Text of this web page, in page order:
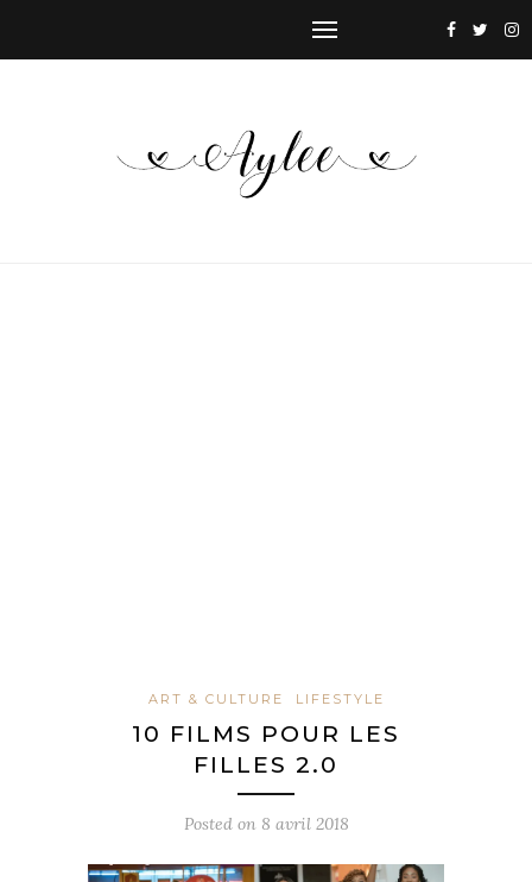
ART & CULTURE LIFESTYLE
10 FILMS POUR LES
FILLES 2.0
Posted on 8 avril 2018